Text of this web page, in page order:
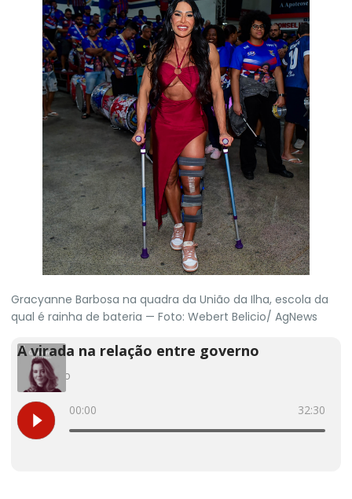
Gracyanne Barbosa na quadra da União da Ilha, escola da
qual é rainha de bateria — Foto: Webert Belicio/ AgNews